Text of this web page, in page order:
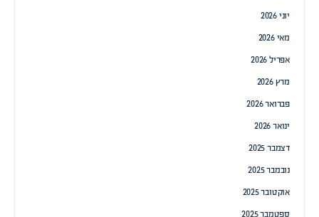
יוני 2026
מאי 2026
אפריל 2026
מרץ 2026
פברואר 2026
ינואר 2026
דצמבר 2025
נובמבר 2025
אוקטובר 2025
ספטמבר 2025